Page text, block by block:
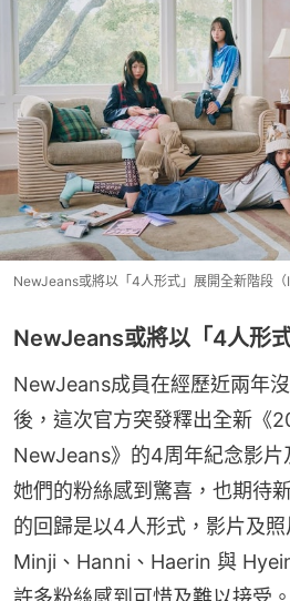
NewJeans或將以「4人形式」展開全新階段（
NewJeans或將以「4人形
NewJeans成員在經歷近兩年
後，這次官方突發釋出全新《
NewJeans》的4周年紀念影片
她們的粉絲感到驚喜，也期待
的回歸是以4人形式，影片及
Minji、Hanni、Haerin 與